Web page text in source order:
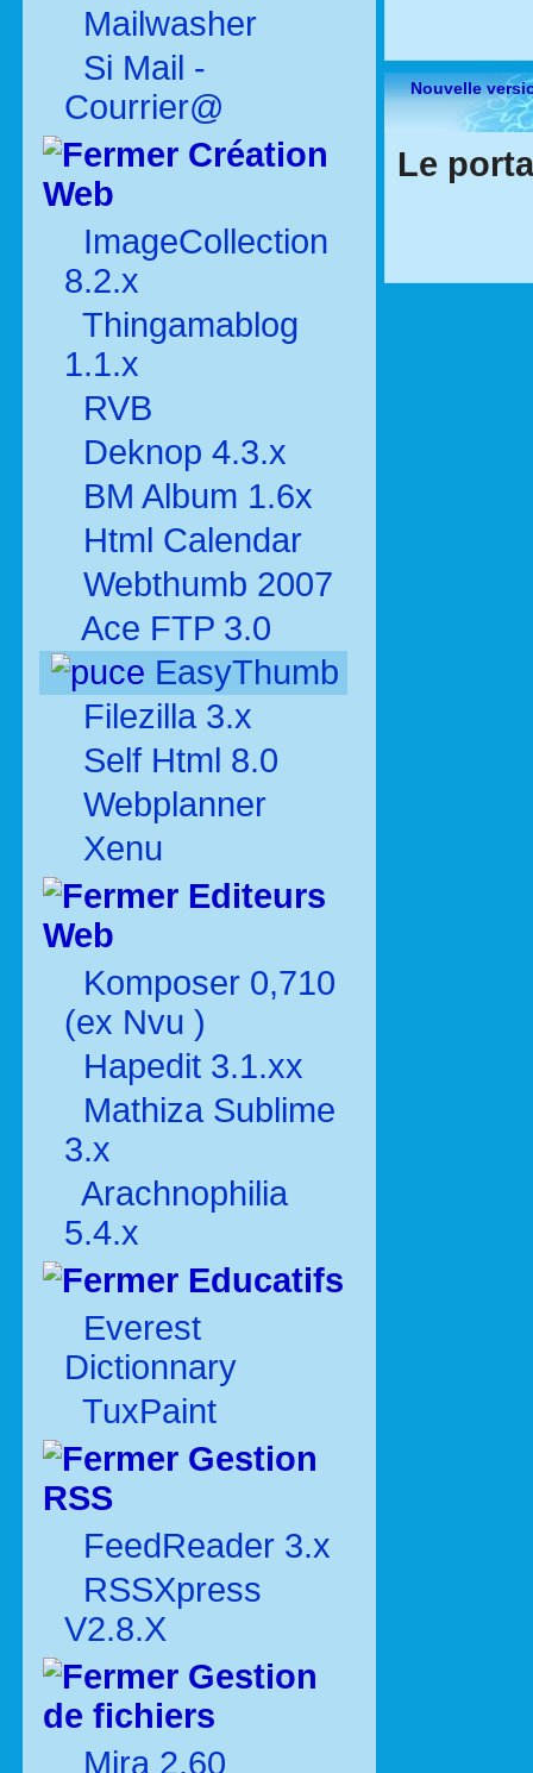
Mailwasher
Si Mail -
Courrier@
Création
Web
ImageCollection
8.2.x
Thingamablog
1.1.x
RVB
Deknop 4.3.x
BM Album 1.6x
Html Calendar
Webthumb 2007
Ace FTP 3.0
EasyThumb
Filezilla 3.x
Self Html 8.0
Webplanner
Xenu
Editeurs
Web
Komposer 0,710
(ex Nvu )
Hapedit 3.1.xx
Mathiza Sublime
3.x
Arachnophilia
5.4.x
Educatifs
Everest
Dictionnary
TuxPaint
Gestion
RSS
FeedReader 3.x
RSSXpress
V2.8.X
Gestion
de fichiers
Mira 2.60
Nouvelle
Le